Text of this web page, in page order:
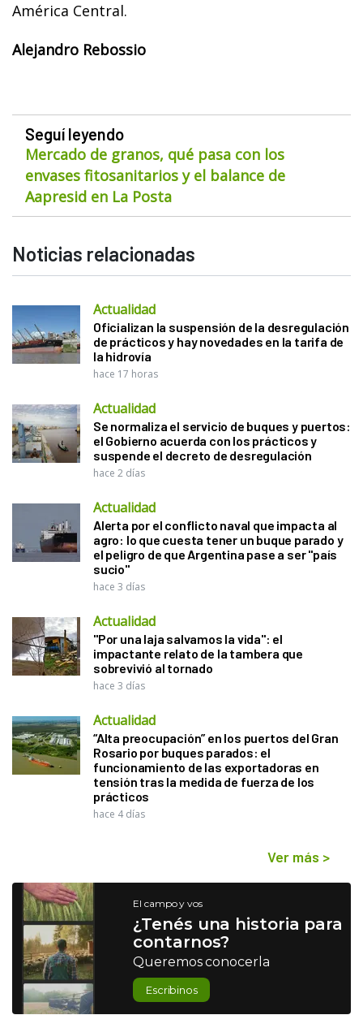
América Central.
Alejandro Rebossio
Seguí leyendo
Mercado de granos, qué pasa con los
envases fitosanitarios y el balance de
Aapresid en La Posta
Noticias relacionadas
Actualidad
Oficializan la suspensión de la desregulación
de prácticos y hay novedades en la tarifa de
la hidrovía
hace 17 horas
Actualidad
Se normaliza el servicio de buques y puertos:
el Gobierno acuerda con los prácticos y
suspende el decreto de desregulación
hace 2 días
Actualidad
Alerta por el conflicto naval que impacta al
agro: lo que cuesta tener un buque parado y
el peligro de que Argentina pase a ser "país
sucio"
hace 3 días
Actualidad
"Por una laja salvamos la vida": el
impactante relato de la tambera que
sobrevivió al tornado
hace 3 días
Actualidad
“Alta preocupación” en los puertos del Gran
Rosario por buques parados: el
funcionamiento de las exportadoras en
tensión tras la medida de fuerza de los
prácticos
hace 4 días
Ver más >
El campo y vos
¿Tenés una historia para
contarnos?
Queremos conocerla
Escribinos